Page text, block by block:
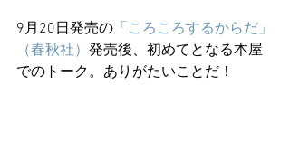
9月20日発売の 「ころころするからだ」
（春秋社） 発売後、初めてとなる本屋
でのトーク。ありがたいことだ！